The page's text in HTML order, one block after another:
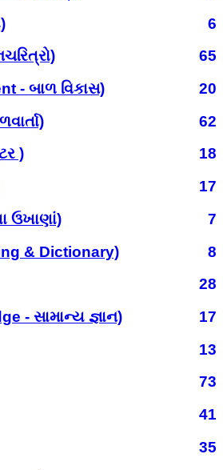
6
65
- બાળ વિકાસ)
20
62
)
18
17
ઉખાણાં)
7
& Dictionary)
8
28
- સામાન્ય જ્ઞાન)
17
13
73
41
35